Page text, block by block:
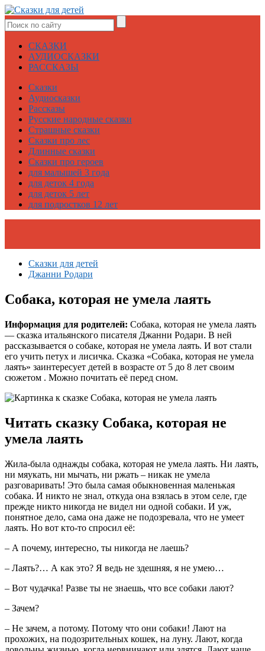
СКАЗКИ
АУДИОСКАЗКИ
РАССКАЗЫ
Сказки
Аудиосказки
Рассказы
Русские народные сказки
Страшные сказки
Сказки про лес
Длинные сказки
Сказки про героев
для малышей 3 года
для деток 4 года
для деток 5 лет
для подростков 12 лет
Сказки для детей
Джанни Родари
Собака, которая не умела лаять
Информация для родителей: Собака, которая не умела лаять
— сказка итальянского писателя Джанни Родари. В ней
рассказывается о собаке, которая не умела лаять. И вот стали
его учить петух и лисичка. Сказка «Собака, которая не умела
лаять» заинтересует детей в возрасте от 5 до 8 лет своим
сюжетом . Можно почитать её перед сном.
Читать сказку Собака, которая не
умела лаять
Жила-была однажды собака, которая не умела лаять. Ни лаять,
ни мяукать, ни мычать, ни ржать – никак не умела
разговаривать! Это была самая обыкновенная маленькая
собака. И никто не знал, откуда она взялась в этом селе, где
прежде никто никогда не видел ни одной собаки. И уж,
понятное дело, сама она даже не подозревала, что не умеет
лаять. Но вот кто-то спросил её:
– А почему, интересно, ты никогда не лаешь?
– Лаять?… А как это? Я ведь не здешняя, я не умею…
– Вот чудачка! Разве ты не знаешь, что все собаки лают?
– Зачем?
– Не зачем, а потому. Потому что они собаки! Лают на
прохожих, на подозрительных кошек, на луну. Лают, когда